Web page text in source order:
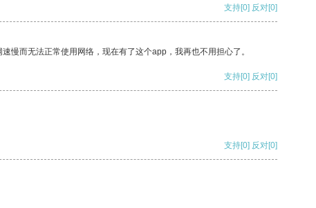
支持[0] 反对[0]
慢而无法正常使用网络，现在有了这个app，我再也不用担心了。
支持[0] 反对[0]
支持[0] 反对[0]